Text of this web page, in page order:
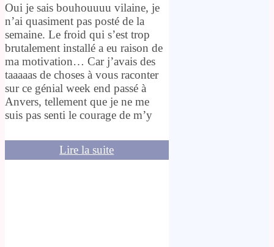
Oui je sais bouhouuuu vilaine, je
n’ai quasiment pas posté de la
semaine. Le froid qui s’est trop
brutalement installé a eu raison de
ma motivation… Car j’avais des
taaaaas de choses à vous raconter
sur ce génial week end passé à
Anvers, tellement que je ne me
suis pas senti le courage de m’y
Lire la suite